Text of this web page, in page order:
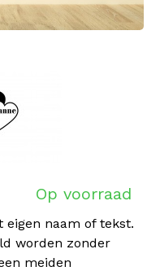
Op voorraad
naam of tekst.
worden zonder
meiden